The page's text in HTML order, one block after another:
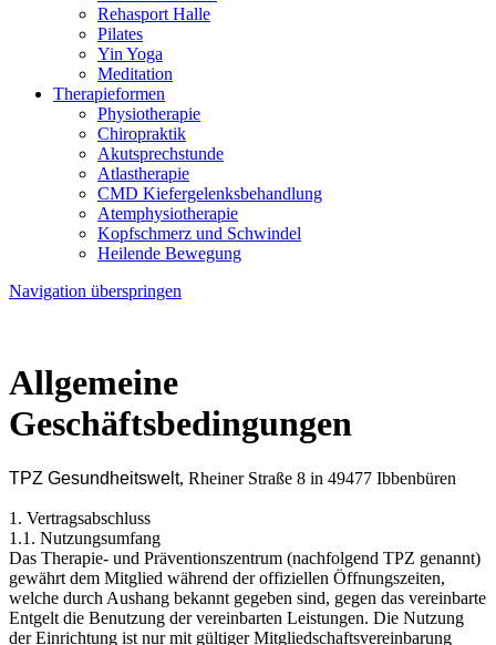
Rehasport Halle
Pilates
Yin Yoga
Meditation
Therapieformen
Physiotherapie
Chiropraktik
Akutsprechstunde
Atlastherapie
CMD Kiefer­gelenks­behandlung
Atem­physio­therapie
Kopfschmerz und Schwindel
Heilende Bewegung
Navigation überspringen
Allgemeine
Geschäftsbedingungen
TPZ Gesundheitswelt, Rheiner Straße 8 in 49477 Ibbenbüren
1. Vertragsabschluss
1.1. Nutzungsumfang
Das Therapie- und Präventionszentrum (nachfolgend TPZ genannt)
gewährt dem Mitglied während der offiziellen Öffnungszeiten,
welche durch Aushang bekannt gegeben sind, gegen das vereinbarte
Entgelt die Benutzung der vereinbarten Leistungen. Die Nutzung
der Einrichtung ist nur mit gültiger Mitgliedschaftsvereinbarung